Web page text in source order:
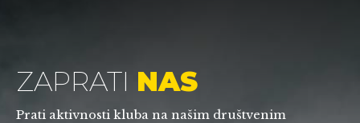
ZAPRATI NAS
Prati aktivnosti kluba na našim društvenim